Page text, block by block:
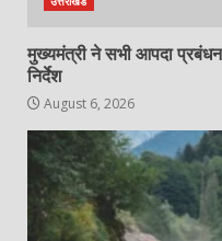
मुख्यमंत्री ने सभी आपदा
निर्देश
August 6, 2026